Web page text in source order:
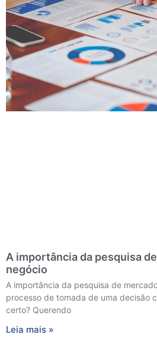
A importância da pesquisa
negócio
A importância da pesquisa de
processo de tomada de uma decisão
certo? Querendo
Leia mais »